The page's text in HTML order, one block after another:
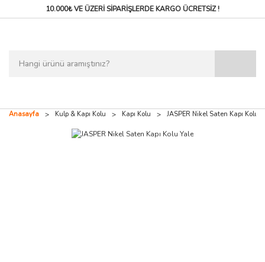
10.000₺ VE ÜZERİ SİPARİŞLERDEKARGO ÜCRETSİZ !
Anasayfa Kulp & Kapı Kolu Kapı Kolu JASPER Nikel Saten Kapı Kolu